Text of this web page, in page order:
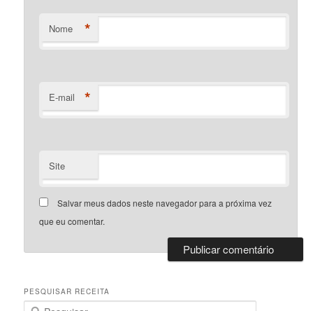
Nome *
E-mail *
Site
Salvar meus dados neste navegador para a próxima vez
que eu comentar.
PESQUISAR RECEITA